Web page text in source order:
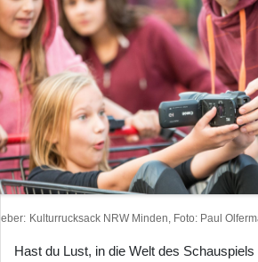
Kulturrucksack NRW Minden, Foto: Paul
Hast du Lust, in die Welt des